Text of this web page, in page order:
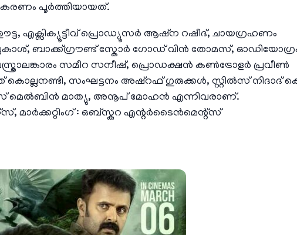
പൂർത്തിയായത്.
എക്സിക്യൂട്ടീവ് പ്രൊഡ്യൂസർ ആഷ്‌ന റഷീദ്, ചായഗ്രഹണം
ബാക്ക്ഗ്രൗണ്ട് സ്കോർ ഗോഡ് വിൻ തോമസ്,
വസ്ത്രാലങ്കാരം സമീറ സനീഷ്, പ്രൊഡക്ഷൻ കൺട്രോളർ പ്രവീൺ
കൊല്ലനണ്ടി, സംഘട്ടനം അഷ്‌റഫ്‌ ഗുരുക്കൾ, സ്റ്റിൽസ് നിദാദ്
മെൽബിൻ മാത്യു, അനൂപ് മോഹൻ എന്നിവരാണ്.
മാർക്കറ്റിംഗ് : ഒബ്സ്കുറ എന്റർടൈൻമെന്റ്സ്